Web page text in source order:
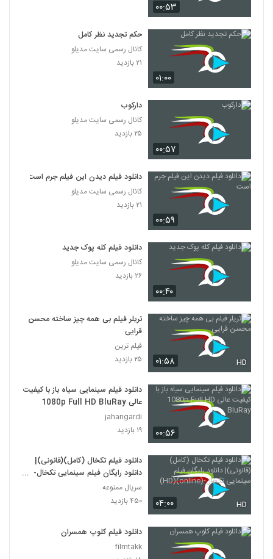
13
دانلود فیلم پله آخر
۱,۸۲۲ بازدید
دانلود فیلم امروز با کیفیت عالی
۱,۳۲۴ بازدید
دانلود فیلم سینمایی مجردها
16
دانلود فیلم ایرانی لاک قرمز
۳,۳۵۸ بازدید
دانلود فیلم سینمایی در کمال خونسردی
۱,۱۷۱ بازدید
دانلود فیلم ناردون
19 کیفیت عالی
20
فیلم ایرانی من کارگرم
۲,۱۲۳ بازدید
دانلود فیلم سینمایی بیتابی بیتا
22
دانلود فیلم اطراف آرامش با کیفیت عالی
دانلود فیلم بغض با کیفیت عالی
۱,۵۰۱ بازدید
دانلود فیلم قصه پریا به کارگردانی فریدون
۰۰:۵۳
۰۱:۰۰
حکم تجدید نظر کامل
کانال رسمی سایت مدیلو
۲۱ بازدید
۰۰:۵۷
دارکوب
کانال رسمی سایت مدیلو
۲۵ بازدید
۰۰:۵۹
دانلود فیلم دیدن این فیلم جرم است
کانال رسمی سایت مدیلو
۲۱ بازدید
۰۰:۴۰
دانلود فیلم کله پوک جدید
کانال رسمی سایت مدیلو
۲۶ بازدید
۰۱:۵۸ HD
تریلر فیلم بی همه چیز ساخته محسن
قرایی
فیلم ترین
۲۵ بازدید
۰۰:۵۶
دانلود فیلم سینمایی سیاه باز با کیفیت
عالی 1080p Full HD BluRay
jahangardi
۱۹ بازدید
۰۴:۰۰ HD
دانلود فیلم تکخال (کامل)(قانونی)|
دانلود رایگان فیلم سینمایی تکخال-
(online)(HD)
سریال ممنوعه
۴۵۰ بازدید
دانلود فیلم کلوپ همسران
filmtakk